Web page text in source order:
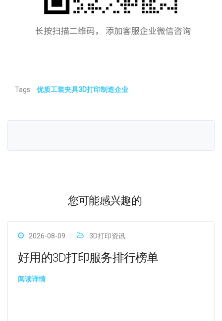
Tags: 优质工装夹具3D打印制造企业
您可能感兴趣的
2026-08-09 3D打印资讯
好用的3D打印服务排行榜单
阅读详情